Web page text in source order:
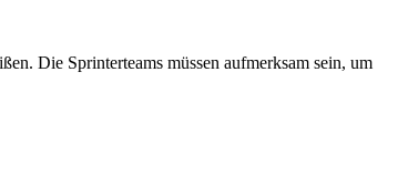
Die Sprinterteams müssen aufmerksam sein, um